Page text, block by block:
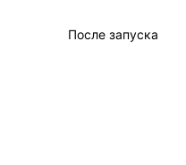
После запуска